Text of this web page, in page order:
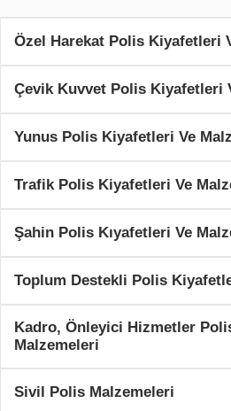
Özel Harekat Polis Kiyafetleri
Çevik Kuvvet Polis Kiyafetleri
Yunus Polis Kiyafetleri Ve
Trafik Polis Kiyafetleri Ve
Şahin Polis Kıyafetleri Ve
Toplum Destekli Polis
Kadro, Önleyici Hizmetler
Malzemeleri
Sivil Polis Malzemeleri